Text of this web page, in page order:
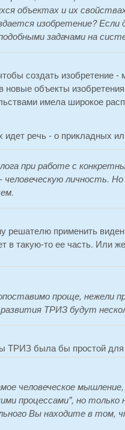
объектах и их
изобретение? Если
задачами на
создать изобретение
объекты
имела широкое
идет речь - о прикладных
при работе с
личность.
решателю применить
в такую-то ее часть. Или
проще, нежели
ТРИЗ будут
ТРИЗ была бы простой
человеческое
процессами", но
Вы находите в том,